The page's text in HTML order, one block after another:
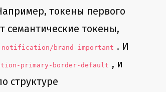
токены первого
семантические токены,
notification/brand-important . И
primary-border-default , и
структуре